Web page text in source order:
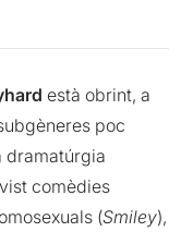
està obrint, a
poc
dramatúrgia
comèdies
(Smiley),